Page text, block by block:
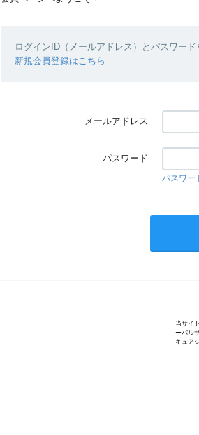
ログインID（メールアドレス）とパスワード
新規会員登録はこちら
メールアドレス
パスワード
パスワー
当サイ
ーバル
キュア